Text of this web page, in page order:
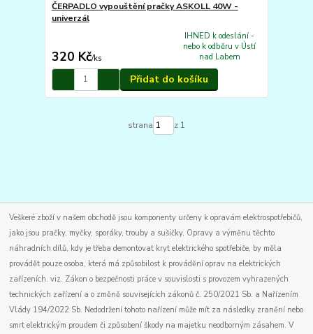
ČERPADLO vypouštění pračky ASKOLL 40W -
univerzál
320 Kč/ks
IHNED k odeslání -
nebo k odběru v Ústí
nad Labem
Přidat do košíku
strana z 1
Veškeré zboží v našem obchodě jsou komponenty určeny k opravám elektrospotřebičů,
jako jsou pračky, myčky, sporáky, trouby a sušičky. Opravy a výměnu těchto
náhradních dílů, kdy je třeba demontovat kryt elektrického spotřebiče, by měla
provádět pouze osoba, která má způsobilost k provádění oprav na elektrických
zařízeních. viz. Zákon o bezpečnosti práce v souvislosti s provozem vyhrazených
technických zařízení a o změně souvisejících zákonů č. 250/2021 Sb. a Nařízením
Vlády 194/2022 Sb. Nedodržení tohoto nařízení může mít za následky zranění nebo
smrt elektrickým proudem či způsobení škody na majetku neodborným zásahem. V